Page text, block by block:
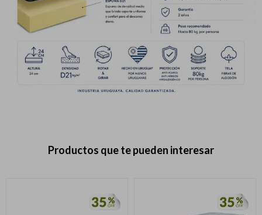
Productos que te pueden interesar